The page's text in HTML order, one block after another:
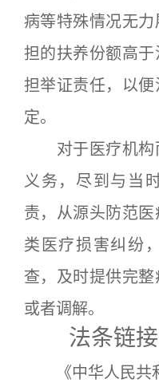
病等特殊情况无
担的扶养份额高
担举证责任，以
定。
对于医疗机构
义务，尽到与当
责，从源头防范
类医疗损害纠纷
查，及时提供完
或者调解。
法条链接
《中华人民共和